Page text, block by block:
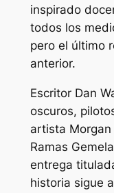
inspirado
todos los
pero el último
anterior.
Escritor Dan
oscuros,
artista Morgan
Ramas
entrega
historia sigue